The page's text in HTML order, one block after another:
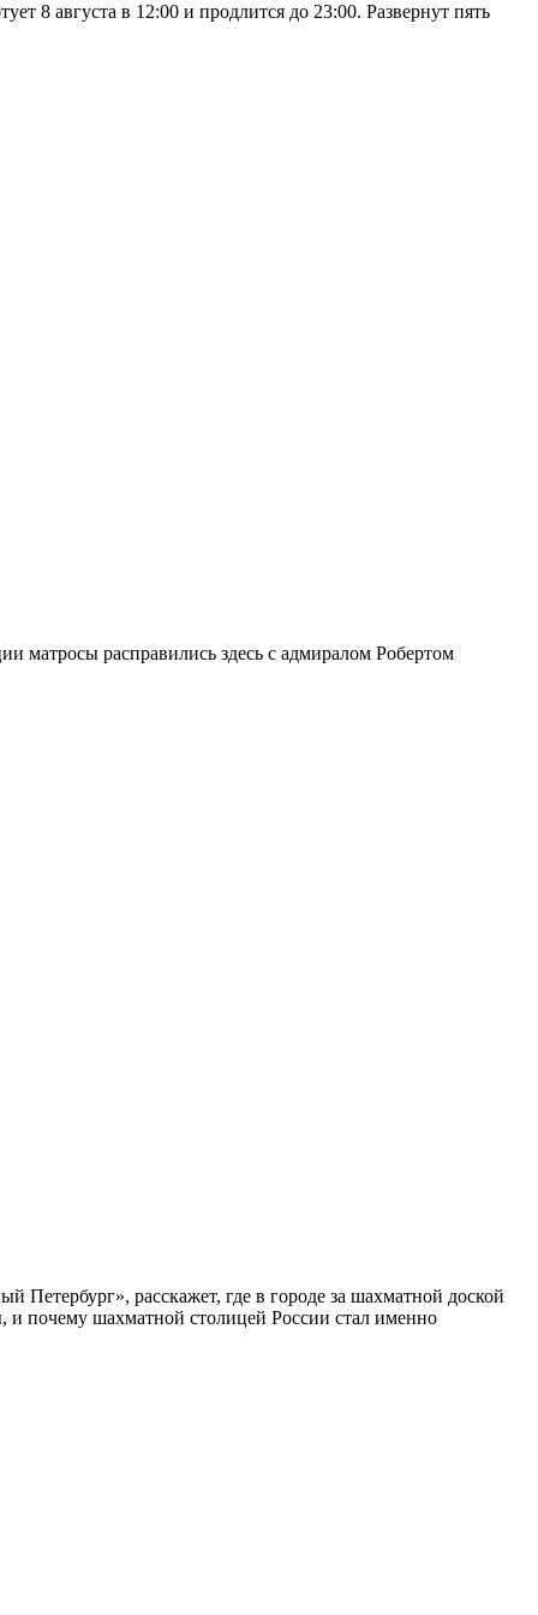
8 августа в 12:00 и продлится до 23:00. Развернут пять
матросы расправились здесь с адмиралом Робертом
Петербург», расскажет, где в городе за шахматной доской
и почему шахматной столицей России стал именно